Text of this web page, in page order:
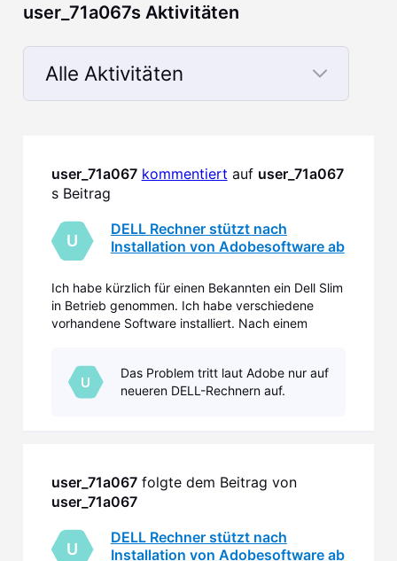
user_71a067s Aktivitäten
Alle Aktivitäten
user_71a067 kommentiert auf user_71a067
s Beitrag
U
DELL Rechner stützt nach
Installation von Adobesoftware ab
Ich habe kürzlich für einen Bekannten ein Dell Slim
in Betrieb genommen. Ich habe verschiedene
vorhandene Software installiert. Nach einem
keinem Ergebnis. Ich habe dann mehrfach
zurücksetzen müssen, u den F
U
Das Problem tritt laut Adobe nur auf
neueren DELL-Rechnern auf.
user_71a067 folgte dem Beitrag von
user_71a067
U
DELL Rechner stützt nach
Installation von Adobesoftware ab